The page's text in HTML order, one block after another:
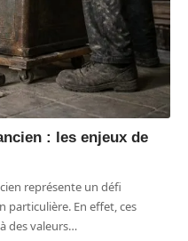
: les enjeux de
représente un défi
particulière. En effet, ces
des valeurs…